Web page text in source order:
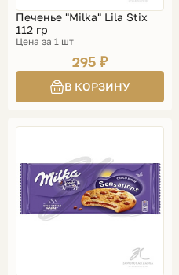
Печенье "Milka" Lila Stix
112 гр
Цена за 1 шт
295 ₽